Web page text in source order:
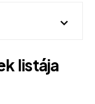
listája